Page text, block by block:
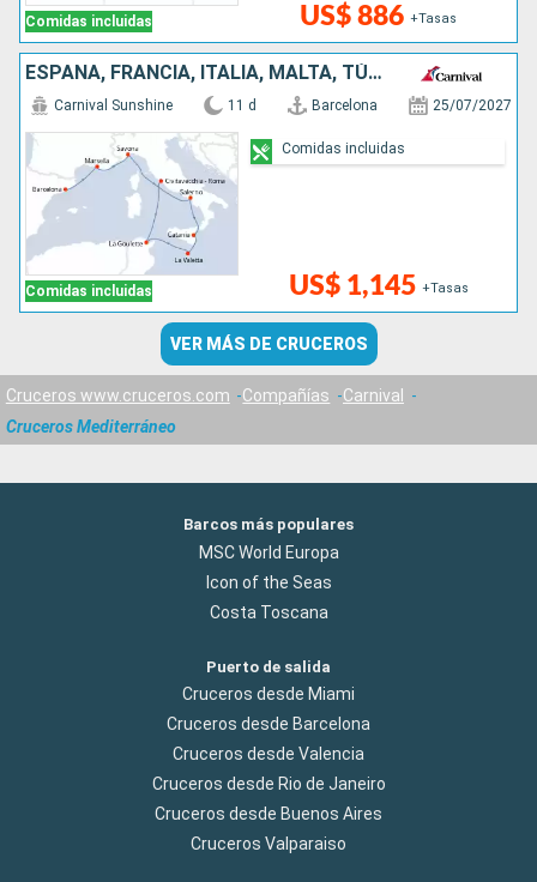
Comidas incluidas US$ 886 +Tasas
ESPAÑA, FRANCIA, ITALIA, MALTA, TÚNEZ
Comidas incluidas
Carnival Sunshine 11 d Barcelona 25/07/2027
US$ 1,145 +Tasas
Comidas incluidas
VER MÁS DE CRUCEROS
Cruceros www.cruceros.com Compañías
Carnival
Cruceros Mediterráneo
Barcos más populares
MSC World Europa
Icon of the Seas
Costa Toscana
Puerto de salida
Cruceros desde Miami
Cruceros desde Barcelona
Cruceros desde Valencia
Cruceros desde Rio de Janeiro
Cruceros desde Buenos Aires
Cruceros Valparaiso